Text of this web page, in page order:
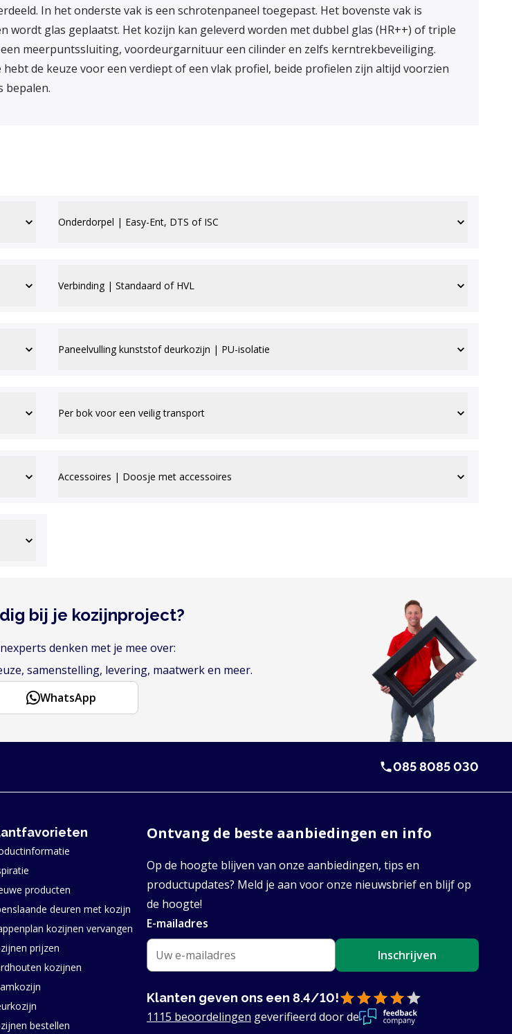
In het onderste vak is een schrotenpaneel toegepast. Het bovenste vak is
wordt glas geplaatst. Het kozijn kan geleverd worden met dubbel glas (HR++) of triple
meerpuntssluiting, voordeurgarnituur een cilinder en zelfs kerntrekbeveiliging.
de keuze voor een verdiept of een vlak profiel, beide profielen zijn altijd voorzien
bepalen.
Onderdorpel | Easy-Ent, DTS of ISC
Verbinding | Standaard of HVL
Paneelvulling kunststof deurkozijn | PU-isolatie
Per bok voor een veilig transport
Accessoires | Doosje met accessoires
bij je kozijnproject?
denken met je mee over:
samenstelling, levering, maatwerk en meer.
WhatsApp
085 8085 030
producten
deuren met kozijn
kozijnen vervangen
prijzen
kozijnen
bestellen
Ontvang de beste aanbiedingen en info
Op de hoogte blijven van onze aanbiedingen, tips en
productupdates? Meld je aan voor onze nieuwsbrief en blijf op
de hoogte!
E-mailadres
Inschrijven
Klanten geven ons een 8.4/10!
1115 beoordelingen geverifieerd door de